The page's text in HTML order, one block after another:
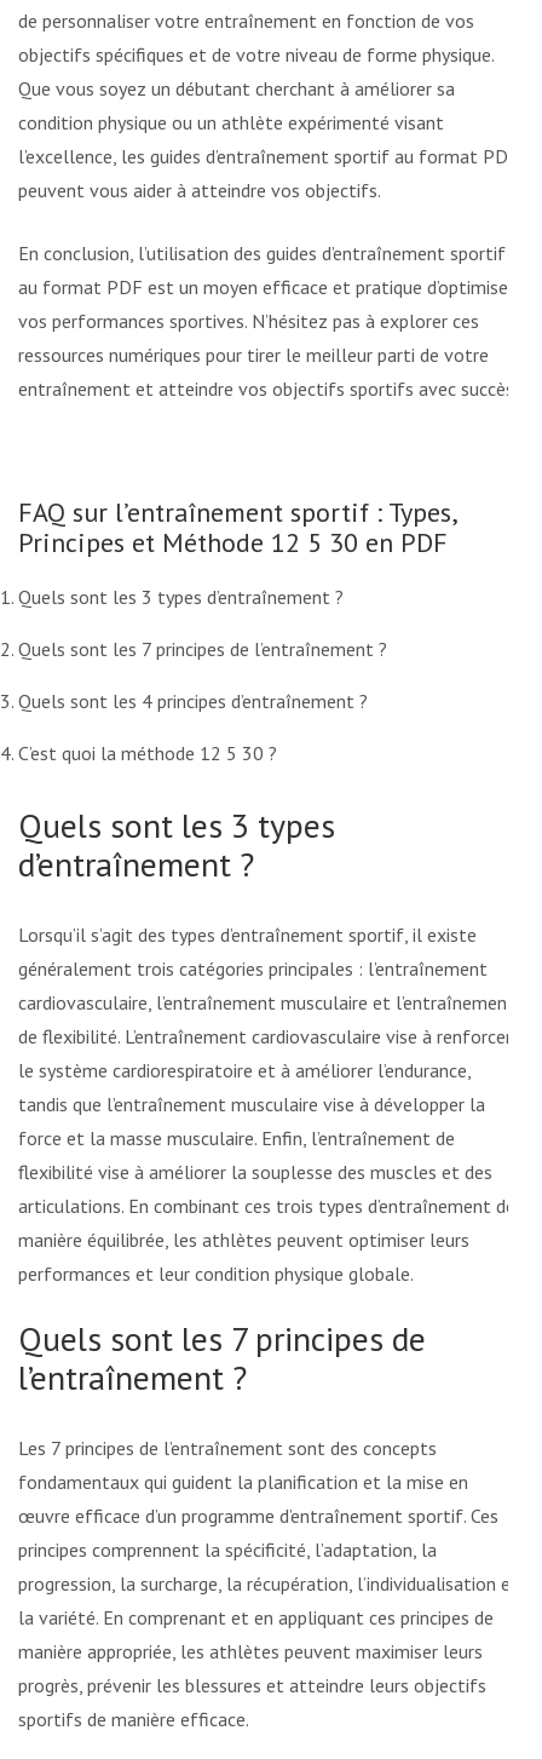
de personnaliser votre entraînement en fonction de vos
objectifs spécifiques et de votre niveau de forme physique.
Que vous soyez un débutant cherchant à améliorer sa
condition physique ou un athlète expérimenté visant
l’excellence, les guides d’entraînement sportif au format PDF
peuvent vous aider à atteindre vos objectifs.
En conclusion, l’utilisation des guides d’entraînement sportif
au format PDF est un moyen efficace et pratique d’optimiser
vos performances sportives. N’hésitez pas à explorer ces
ressources numériques pour tirer le meilleur parti de votre
entraînement et atteindre vos objectifs sportifs avec succès.
FAQ sur l’entraînement sportif : Types,
Principes et Méthode 12 5 30 en PDF
Quels sont les 3 types d’entraînement ?
Quels sont les 7 principes de l’entraînement ?
Quels sont les 4 principes d’entraînement ?
C’est quoi la méthode 12 5 30 ?
Quels sont les 3 types
d’entraînement ?
Lorsqu’il s’agit des types d’entraînement sportif, il existe
généralement trois catégories principales : l’entraînement
cardiovasculaire, l’entraînement musculaire et l’entraînement
de flexibilité. L’entraînement cardiovasculaire vise à renforcer
le système cardiorespiratoire et à améliorer l’endurance,
tandis que l’entraînement musculaire vise à développer la
force et la masse musculaire. Enfin, l’entraînement de
flexibilité vise à améliorer la souplesse des muscles et des
articulations. En combinant ces trois types d’entraînement de
manière équilibrée, les athlètes peuvent optimiser leurs
performances et leur condition physique globale.
Quels sont les 7 principes de
l’entraînement ?
Les 7 principes de l’entraînement sont des concepts
fondamentaux qui guident la planification et la mise en
œuvre efficace d’un programme d’entraînement sportif. Ces
principes comprennent la spécificité, l’adaptation, la
progression, la surcharge, la récupération, l’individualisation et
la variété. En comprenant et en appliquant ces principes de
manière appropriée, les athlètes peuvent maximiser leurs
progrès, prévenir les blessures et atteindre leurs objectifs
sportifs de manière efficace.